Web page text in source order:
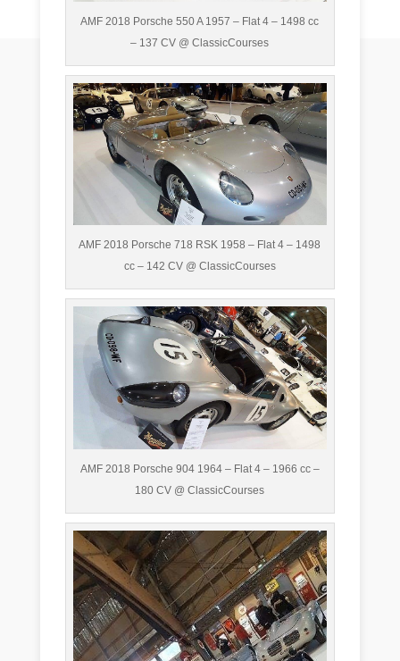
AMF 2018 Porsche 550 A 1957 – Flat 4 – 1498 cc
– 137 CV @ ClassicCourses
AMF 2018 Porsche 718 RSK 1958 – Flat 4 – 1498
cc – 142 CV @ ClassicCourses
AMF 2018 Porsche 904 1964 – Flat 4 – 1966 cc –
180 CV @ ClassicCourses